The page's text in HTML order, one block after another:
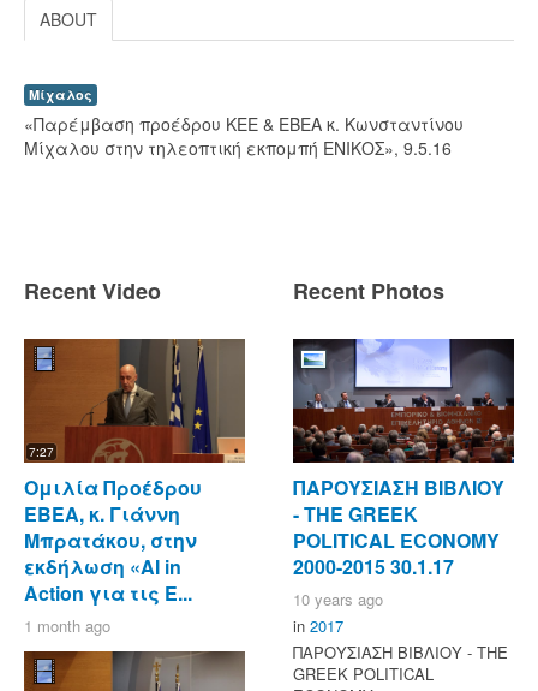
ABOUT
Μίχαλος
«Παρέμβαση προέδρου ΚΕΕ & ΕΒΕΑ κ. Κωνσταντίνου
Μίχαλου στην τηλεοπτική εκπομπή ΕΝΙΚΟΣ», 9.5.16
Recent Video
7:27
Ομιλία Προέδρου
ΕΒΕΑ, κ. Γιάννη
Μπρατάκου, στην
εκδήλωση «AI in
Action για τις Ε...
1 month ago
Recent Photos
ΠΑΡΟΥΣΙΑΣΗ ΒΙΒΛΙΟΥ
- ΤΗΕ GREEK
POLITICAL ECONOMY
2000-2015 30.1.17
10 years ago
in 2017
ΠΑΡΟΥΣΙΑΣΗ ΒΙΒΛΙΟΥ - ΤΗΕ
GREEK POLITICAL